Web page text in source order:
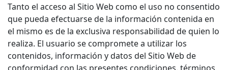
Tanto el acceso al Sitio Web como el uso no consentido
que pueda efectuarse de la información contenida en
el mismo es de la exclusiva responsabilidad de quien lo
realiza. El usuario se compromete a utilizar los
contenidos, información y datos del Sitio Web de